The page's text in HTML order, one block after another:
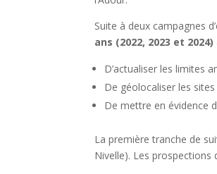
Suite à deux campagnes
ans (2022, 2023 et 2024)
D’actualiser les limites
De géolocaliser les
De mettre en évidence
La première tranche de
Nivelle). Les